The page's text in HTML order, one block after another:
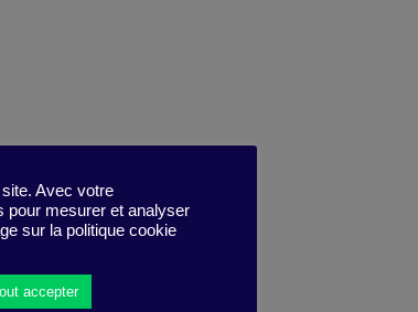
Avec votre
pour mesurer et analyser
sur la politique cookie
accepter